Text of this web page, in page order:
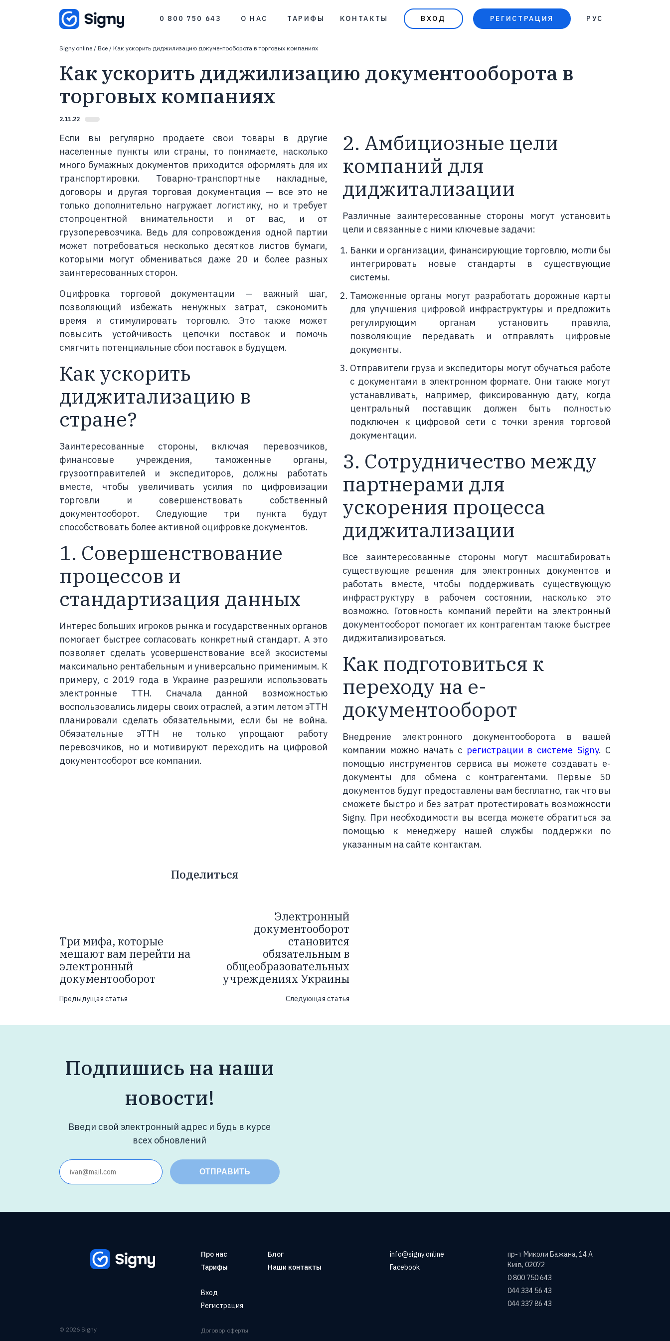
0 800 750 643 О НАС ТАРИФЫ КОНТАКТЫ ВХОД РЕГИСТРАЦИЯ РУС
Signy.online / Все / Как ускорить диджилизацию документооборота в торговых компаниях
Как ускорить диджилизацию документооборота в
торговых компаниях
2.11.22
Если вы регулярно продаете свои товары в другие
населенные пункты или страны, то понимаете, насколько
много бумажных документов приходится оформлять для их
транспортировки. Товарно-транспортные накладные,
договоры и другая торговая документация — все это не
только дополнительно нагружает логистику, но и требует
стопроцентной внимательности и от вас, и от
грузоперевозчика. Ведь для сопровождения одной партии
может потребоваться несколько десятков листов бумаги,
которыми могут обмениваться даже 20 и более разных
заинтересованных сторон.
Оцифровка торговой документации — важный шаг,
позволяющий избежать ненужных затрат, сэкономить
время и стимулировать торговлю. Это также может
повысить устойчивость цепочки поставок и помочь
смягчить потенциальные сбои поставок в будущем.
Как ускорить
диджитализацию в
стране?
Заинтересованные стороны, включая перевозчиков,
финансовые учреждения, таможенные органы,
грузоотправителей и экспедиторов, должны работать
вместе, чтобы увеличивать усилия по цифровизации
торговли и совершенствовать собственный
документооборот. Следующие три пункта будут
способствовать более активной оцифровке документов.
1. Совершенствование
процессов и
стандартизация данных
Интерес больших игроков рынка и государственных органов
помогает быстрее согласовать конкретный стандарт. А это
позволяет сделать усовершенствование всей экосистемы
максимально рентабельным и универсально применимым. К
примеру, с 2019 года в Украине разрешили использовать
электронные ТТН. Сначала данной возможностью
воспользовались лидеры своих отраслей, а этим летом эТТН
планировали сделать обязательными, если бы не война.
Обязательные эТТН не только упрощают работу
перевозчиков, но и мотивируют переходить на цифровой
документооборот все компании.
2. Амбициозные цели
компаний для
диджитализации
Различные заинтересованные стороны могут установить
цели и связанные с ними ключевые задачи:
Банки и организации, финансирующие торговлю, могли бы
интегрировать новые стандарты в существующие
системы.
Таможенные органы могут разработать дорожные карты
для улучшения цифровой инфраструктуры и предложить
регулирующим органам установить правила,
позволяющие передавать и отправлять цифровые
документы.
Отправители груза и экспедиторы могут обучаться работе
с документами в электронном формате. Они также могут
устанавливать, например, фиксированную дату, когда
центральный поставщик должен быть полностью
подключен к цифровой сети с точки зрения торговой
документации.
3. Сотрудничество между
партнерами для
ускорения процесса
диджитализации
Все заинтересованные стороны могут масштабировать
существующие решения для электронных документов и
работать вместе, чтобы поддерживать существующую
инфраструктуру в рабочем состоянии, насколько это
возможно. Готовность компаний перейти на электронный
документооборот помогает их контрагентам также быстрее
диджитализироваться.
Как подготовиться к
переходу на е-
документооборот
Внедрение электронного документооборота в вашей
компании можно начать с регистрации в системе Signy. С
помощью инструментов сервиса вы можете создавать е-
документы для обмена с контрагентами. Первые 50
документов будут предоставлены вам бесплатно, так что вы
сможете быстро и без затрат протестировать возможности
Signy. При необходимости вы всегда можете обратиться за
помощью к менеджеру нашей службы поддержки по
указанным на сайте контактам.
Поделиться
Три мифа, которые
мешают вам перейти на
электронный
документооборот
Предыдущая статья
Электронный
документооборот
становится
обязательным в
общеобразовательных
учреждениях Украины
Следующая статья
Подпишись на наши
новости!
Введи свой электронный адрес и будь в курсе
всех обновлений
ОТПРАВИТЬ
Про нас
Тарифы
Блог
Наши контакты
Вход
Регистрация
info@signy.online
Facebook
пр-т Миколи Бажана, 14 А
Київ, 02072
0 800 750 643
044 334 56 43
044 337 86 43
© 2026 Signy Договор оферты